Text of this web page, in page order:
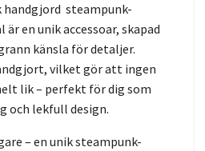
handgjord steampunk-
en unik accessoar, skapad
känsla för detaljer.
vilket gör att ingen
lik – perfekt för dig som
och lekfull design.
– en unik steampunk-